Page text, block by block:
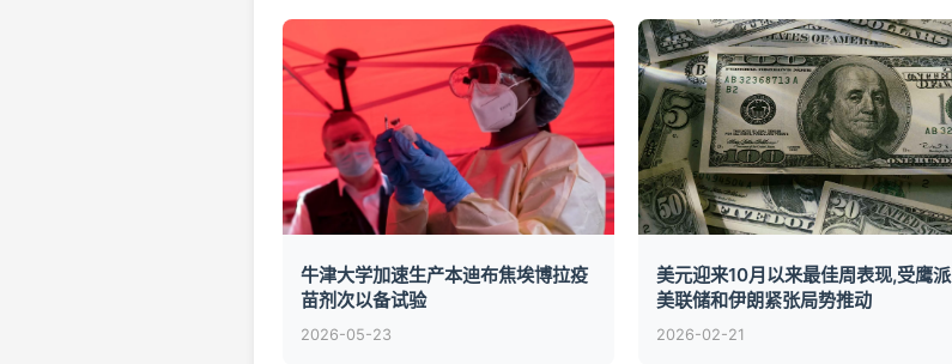
牛津大学加速生产本迪布焦埃博拉疫
苗剂次以备试验
2026-05-23
美元迎来10月以来最佳周表现,受鹰派
美联储和伊朗紧张局势推动
2026-02-21